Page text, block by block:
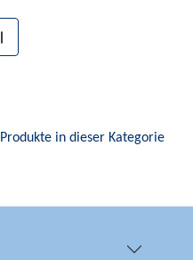
Produkte in dieser Kategorie